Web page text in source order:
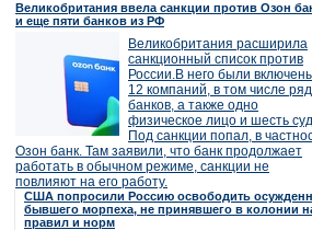
Великобритания ввела санкции против Озон
и еще пяти банков из РФ
Великобритания расширила
санкционный список против
России.В него были
12 компаний, в том числе ряд
банков, а также одно
физическое лицо и шесть
Под санкции попал, в
Озон банк. Там заявили, что банк продолжает
работать в обычном режиме, санкции не
повлияют на его работу.
США попросили Россию освободить
бывшего морпеха, не принявшего в колонии
правил и норм